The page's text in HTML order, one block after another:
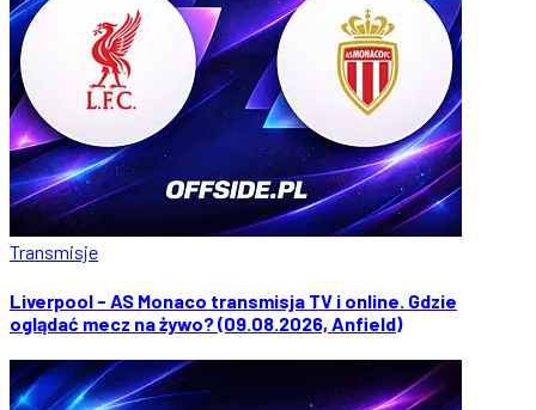
Transmisje
Liverpool - AS Monaco transmisja TV i online. Gdzie
oglądać mecz na żywo? (09.08.2026, Anfield)